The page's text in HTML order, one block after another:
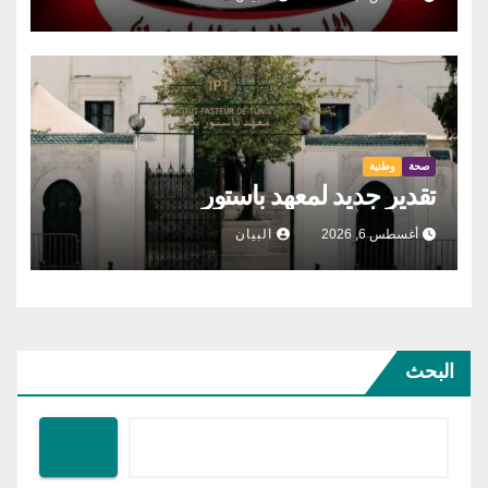
صحة وطنية
تقدير جديد لمعهد باستور
أغسطس 6, 2026 البيان
البحث